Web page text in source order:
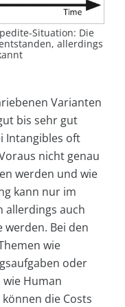
Situation: Die
allerdings
Varianten
bis sehr gut
Intangibles oft
nicht genau
werden und wie
kann nur im
allerdings auch
werden. Bei den
wie
oder
Human
die Costs